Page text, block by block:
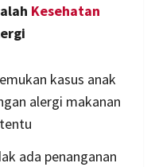
Kesehatan
kasus anak
alergi makanan
ada penanganan